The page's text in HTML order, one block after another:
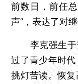
前数日，前任
声”，表达了对
李克强生于
过了青少年时
挑灯苦读。恢